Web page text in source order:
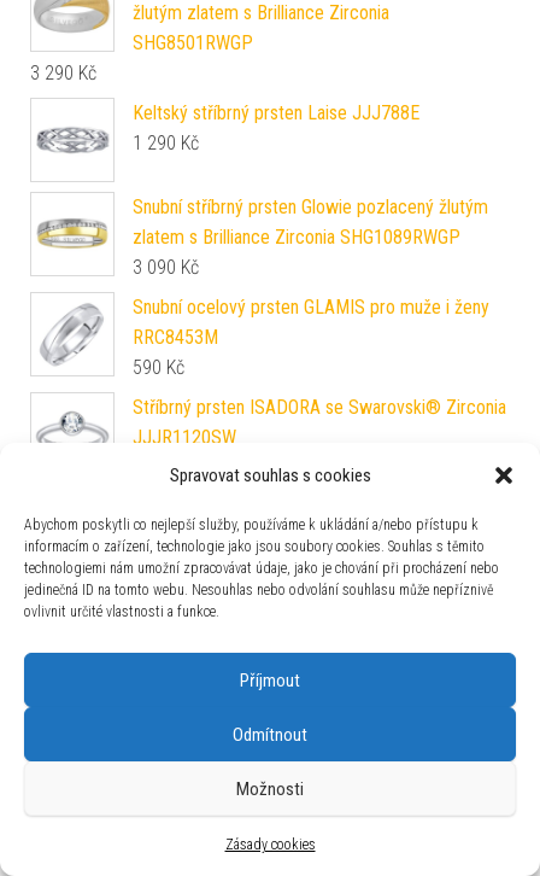
Spravovat souhlas s cookies
Abychom poskytli co nejlepší služby, používáme k ukládání a/nebo přístupu k
informacím o zařízení, technologie jako jsou soubory cookies. Souhlas s těmito
technologiemi nám umožní zpracovávat údaje, jako je chování při procházení nebo
jedinečná ID na tomto webu. Nesouhlas nebo odvolání souhlasu může nepříznivě
ovlivnit určité vlastnosti a funkce.
Příjmout
Odmítnout
Možnosti
Zásady cookies
žlutým zlatem s Brilliance Zirconia
SHG8501RWGP
3 290 Kč
Keltský stříbrný prsten Laise JJJ788E
1 290 Kč
Snubní stříbrný prsten Glowie pozlacený žlutým
zlatem s Brilliance Zirconia SHG1089RWGP
3 090 Kč
Snubní ocelový prsten GLAMIS pro muže i ženy
RRC8453M
590 Kč
Stříbrný prsten ISADORA se Swarovski® Zirconia
JJJR1120SW
Kč
RRC2048-Z
190Kč
Snubní prsten POESIA z chirurgické oceli pro
Používáme WordPress (v češtině).